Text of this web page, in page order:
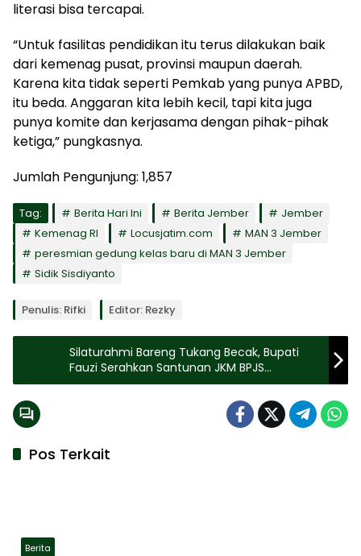
literasi bisa tercapai.
“Untuk fasilitas pendidikan itu terus dilakukan baik
dari kemenag pusat, provinsi maupun daerah.
Karena kita tidak seperti Pemkab yang punya APBD,
itu beda. Anggaran kita lebih kecil, tapi kita juga
punya komite dan kerjasama dengan pihak-pihak
ketiga,” pungkasnya.
Jumlah Pengunjung: 1,857
Tag: Berita Hari Ini Berita Jember
Jember
Kemenag RI
Locusjatim.com
MAN 3 Jember
peresmian gedung kelas baru di MAN 3 Jember
Sidik Sisdiyanto
Penulis: Rifki Editor: Rezky
Silaturahmi Bareng Tukang Becak, Bupati
Fauzi Serahkan Santunan JKM BPJS
Ketenagakerjaan
Pos Terkait
Berita